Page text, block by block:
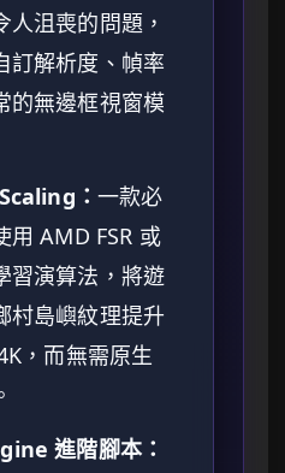
人沮喪的問題，
訂解析度、幀率
的無邊框視窗模
： 一款必
用 AMD FSR 或
習演算法，將遊
村島嶼紋理提升
，而無需原生
進階腳本：